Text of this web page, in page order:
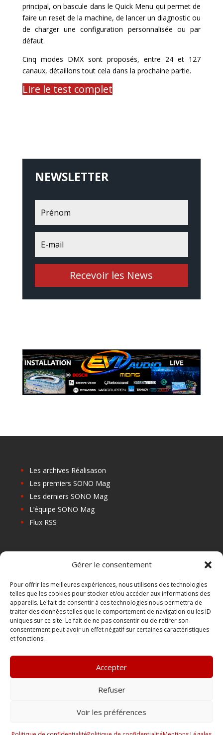
Gérer le consentement
Pour offrir les meilleures expériences, nous utilisons des technologies
telles que les cookies pour stocker et/ou accéder aux informations des
appareils. Le fait de consentir à ces technologies nous permettra de
traiter des données telles que le comportement de navigation ou les ID
uniques sur ce site. Le fait de ne pas consentir ou de retirer son
consentement peut avoir un effet négatif sur certaines caractéristiques
et fonctions.
Accepter
Refuser
Voir les préférences
principal, on bascule dans le Quick Menu qui permet de
faire un reset de la machine, de lancer un diagnostic ou
de charger une configuration personnalisée ou par
défaut.
Cinq modes DMX sont proposés, entre 24 et 127
canaux, détaillons tout cela dans la prochaine partie.
Lire le test complet
NEWSLETTER
Recevoir les News
Les archives Réalisason
Les premiers SONO Mag
Les derniers SONO Mag
L’équipe SONO Mag
Flux RSS
Les Centres de Formation
Les Points Relais
Localiser Point Relais
Mon Compte
FAQ
Contact
Conditions Générales de Vente